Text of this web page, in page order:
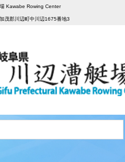
Kawabe Rowing Center
茂郡川辺町中川辺1675番地3